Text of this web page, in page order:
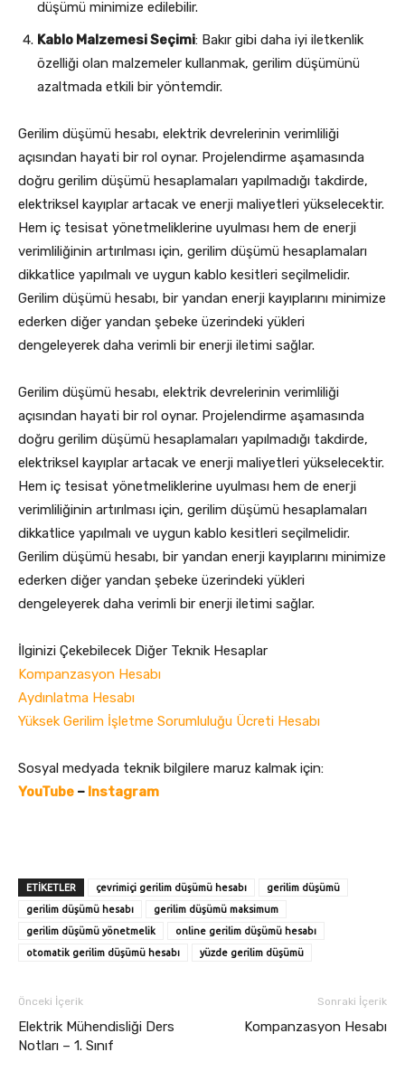
düşümü minimize edilebilir.
Kablo Malzemesi Seçimi: Bakır gibi daha iyi iletkenlik
özelliği olan malzemeler kullanmak, gerilim düşümünü
azaltmada etkili bir yöntemdir.
Gerilim düşümü hesabı, elektrik devrelerinin verimliliği
açısından hayati bir rol oynar. Projelendirme aşamasında
doğru gerilim düşümü hesaplamaları yapılmadığı takdirde,
elektriksel kayıplar artacak ve enerji maliyetleri yükselecektir.
Hem iç tesisat yönetmeliklerine uyulması hem de enerji
verimliliğinin artırılması için, gerilim düşümü hesaplamaları
dikkatlice yapılmalı ve uygun kablo kesitleri seçilmelidir.
Gerilim düşümü hesabı, bir yandan enerji kayıplarını minimize
ederken diğer yandan şebeke üzerindeki yükleri
dengeleyerek daha verimli bir enerji iletimi sağlar.
Gerilim düşümü hesabı, elektrik devrelerinin verimliliği
açısından hayati bir rol oynar. Projelendirme aşamasında
doğru gerilim düşümü hesaplamaları yapılmadığı takdirde,
elektriksel kayıplar artacak ve enerji maliyetleri yükselecektir.
Hem iç tesisat yönetmeliklerine uyulması hem de enerji
verimliliğinin artırılması için, gerilim düşümü hesaplamaları
dikkatlice yapılmalı ve uygun kablo kesitleri seçilmelidir.
Gerilim düşümü hesabı, bir yandan enerji kayıplarını minimize
ederken diğer yandan şebeke üzerindeki yükleri
dengeleyerek daha verimli bir enerji iletimi sağlar.
İlginizi Çekebilecek Diğer Teknik Hesaplar
Kompanzasyon Hesabı
Aydınlatma Hesabı
Yüksek Gerilim İşletme Sorumluluğu Ücreti Hesabı
Sosyal medyada teknik bilgilere maruz kalmak için:
YouTube – Instagram
ETIKETLER çevrimiçi gerilim düşümü hesabı
gerilim düşümü
gerilim düşümü hesabı
gerilim düşümü maksimum
gerilim düşümü yönetmelik
online gerilim düşümü hesabı
otomatik gerilim düşümü hesabı
yüzde gerilim düşümü
Önceki İçerik
Elektrik Mühendisliği Ders
Notları – 1. Sınıf
Sonraki İçerik
Kompanzasyon Hesabı